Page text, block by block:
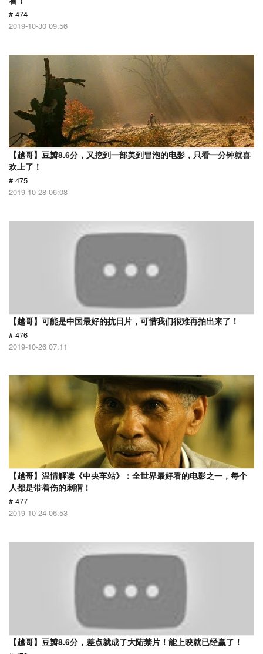
# 474
2019-10-30 09:56
【越哥】豆瓣8.6分，又挖到一部美到冒泡的电影，只看一分钟就喜
欢上了！
# 475
2019-10-28 06:08
【越哥】可能是中国最好的抗日片，可惜我们很难再拍出来了！
# 476
2019-10-26 07:11
【越哥】温情解读《中央车站》：全世界最好看的电影之一，每个
人都是带着伤的刺猬！
# 477
2019-10-24 06:53
【越哥】豆瓣8.6分，差点就成了大陆禁片！能上映就已经赢了！